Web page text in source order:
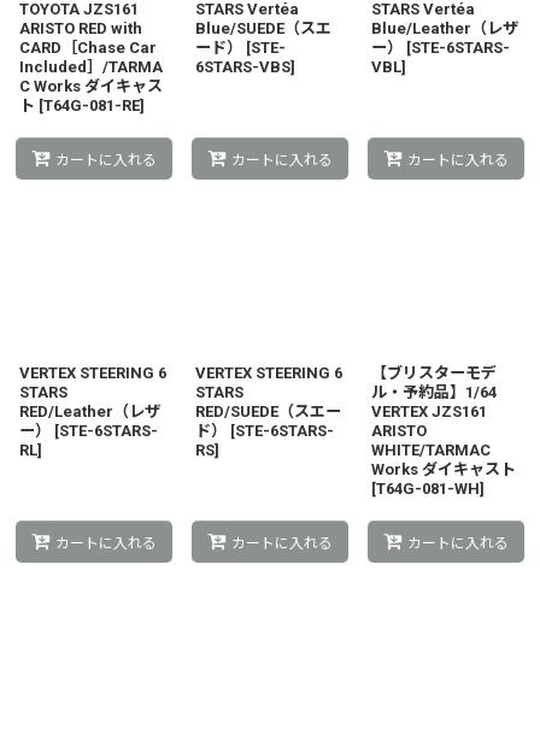
TOYOTA JZS161
ARISTO RED with
CARD［Chase Car
Included］/TARMA
C Works ダイキャス
ト [T64G-081-RE]
カートに入れる
STARS Vertéa
Blue/SUEDE（スエ
ード）
[STE-
6STARS-VBS]
カートに入れる
STARS Vertéa
Blue/Leather（レザ
ー）
[STE-6STARS-
VBL]
カートに入れる
VERTEX STEERING 6
STARS
RED/Leather（レザ
ー）
[STE-6STARS-
RL]
カートに入れる
VERTEX STEERING 6
STARS
RED/SUEDE（スエー
ド）
[STE-6STARS-
RS]
カートに入れる
【ブリスターモデ
ル・予約品】1/64
VERTEX JZS161
ARISTO
WHITE/TARMAC
Works ダイキャスト
[T64G-081-WH]
カートに入れる